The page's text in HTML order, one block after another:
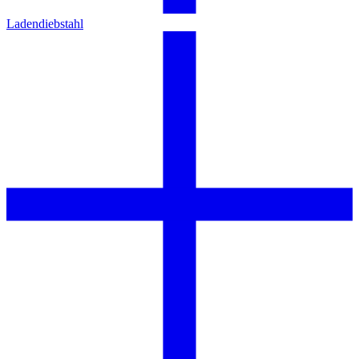
Ladendiebstahl